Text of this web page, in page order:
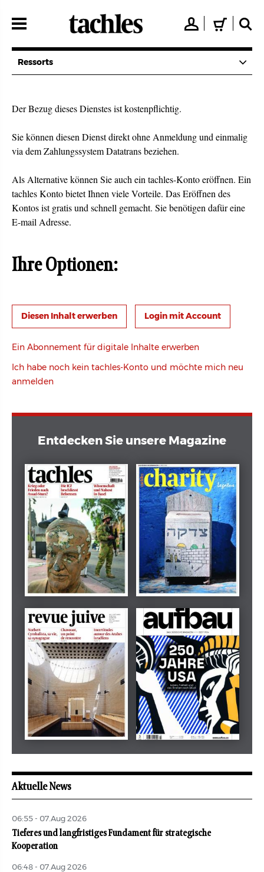
zum
👤 🛒 🔍
Ressorts
Der Bezug dieses Dienstes ist kostenpflichtig.
Sie können diesen Dienst direkt ohne Anmeldung und einmalig
via dem Zahlungssystem Datatrans beziehen.
Als Alternative können Sie auch ein tachles-Konto eröffnen. Ein
tachles Konto bietet Ihnen viele Vorteile. Das Eröffnen des
Kontos ist gratis und schnell gemacht. Sie benötigen dafür eine
E-mail Adresse.
Ihre Optionen:
Login mit Account
Ein Abonnement für digitale Inhalte erwerben
Ich habe noch kein tachles-Konto und möchte mich neu
anmelden
Entdecken Sie unsere Magazine
Dezember 2024
tachles
März 2026
Beilage
revue juive aufbau
Aktuelle News
06:55 - 07.Aug 2026
Tieferes und langfristiges Fundament für strategische
Kooperation
06:48 - 07.Aug 2026